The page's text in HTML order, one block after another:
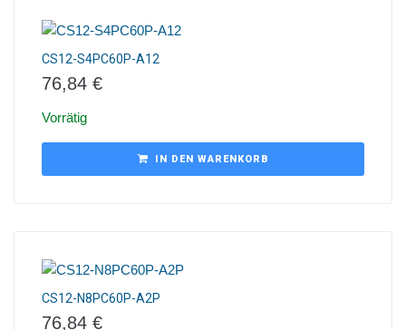
CS12-S4PC60P-A12
76,84 €
Vorrätig
IN DEN WARENKORB
CS12-N8PC60P-A2P
76,84 €